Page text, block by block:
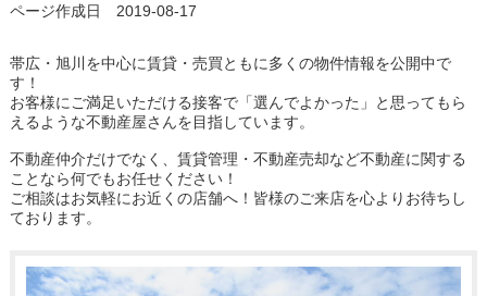
ページ作成日 2019-08-17
帯広・旭川を中心に賃貸・売買ともに多くの物件情報を公開中で
す！
お客様にご満足いただける接客で「選んでよかった」と思ってもら
えるような不動産屋さんを目指しています。
不動産仲介だけでなく、賃貸管理・不動産売却など不動産に関する
ことなら何でもお任せください！
ご相談はお気軽にお近くの店舗へ！皆様のご来店を心よりお待ちし
ております。